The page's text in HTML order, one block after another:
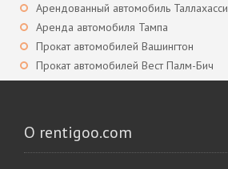
Арендованный автомобиль Таллахасси
Аренда автомобиля Тампа
Прокат автомобилей Вашингтон
Прокат автомобилей Вест Палм-Бич
О rentigoo.com